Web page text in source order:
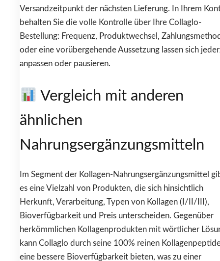
Versandzeitpunkt der nächsten Lieferung. In Ihrem
behalten Sie die volle Kontrolle über Ihre Collaglo-
Bestellung: Frequenz, Produktwechsel,
oder eine vorübergehende Aussetzung lassen sich
anpassen oder pausieren.
Vergleich mit anderen
ähnlichen
Nahrungsergänzungsmitteln
Im Segment der Kollagen-Nahrungsergänzungsmittel
es eine Vielzahl von Produkten, die sich hinsichtlich
Herkunft, Verarbeitung, Typen von Kollagen (I/II/III),
Bioverfügbarkeit und Preis unterscheiden. Gegenüber
herkömmlichen Kollagenprodukten mit wörtlicher
kann Collaglo durch seine 100% reinen
eine bessere Bioverfügbarkeit bieten, was zu einer